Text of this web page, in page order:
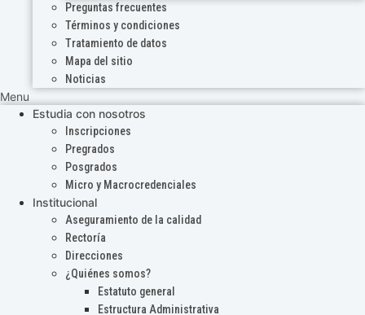
Preguntas frecuentes
Términos y condiciones
Tratamiento de datos
Mapa del sitio
Noticias
Menu
Estudia con nosotros
Inscripciones
Pregrados
Posgrados
Micro y Macrocredenciales
Institucional
Aseguramiento de la calidad
Rectoría
Direcciones
¿Quiénes somos?
Estatuto general
Estructura Administrativa